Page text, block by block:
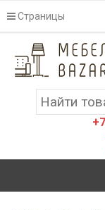
Страницы